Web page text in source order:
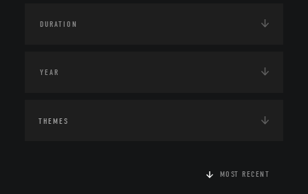
THEMES
MOST RECENT